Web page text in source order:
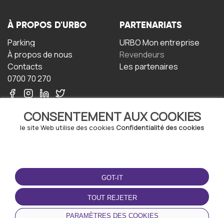
CONSENTEMENT AUX COOKIES
le site Web utilise des cookies Confidentialité des cookies
GOT-IT
TOUT REJETER
PARAMÈTRES DES COOKIES
À PROPOS D'URBO
Parking
À propos de nous
Contacts
0700 70 270
PARTENARIATS
URBO Mon entreprise
Revendeurs
Les partenaires
TERMS-OF-USE
Termes et conditions
Politique de confidentialité
Politique relative aux
cookies
TÉLÉCHARGEZ
L'APPLICATION